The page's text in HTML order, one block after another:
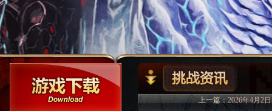
上一篇：2026年4月2